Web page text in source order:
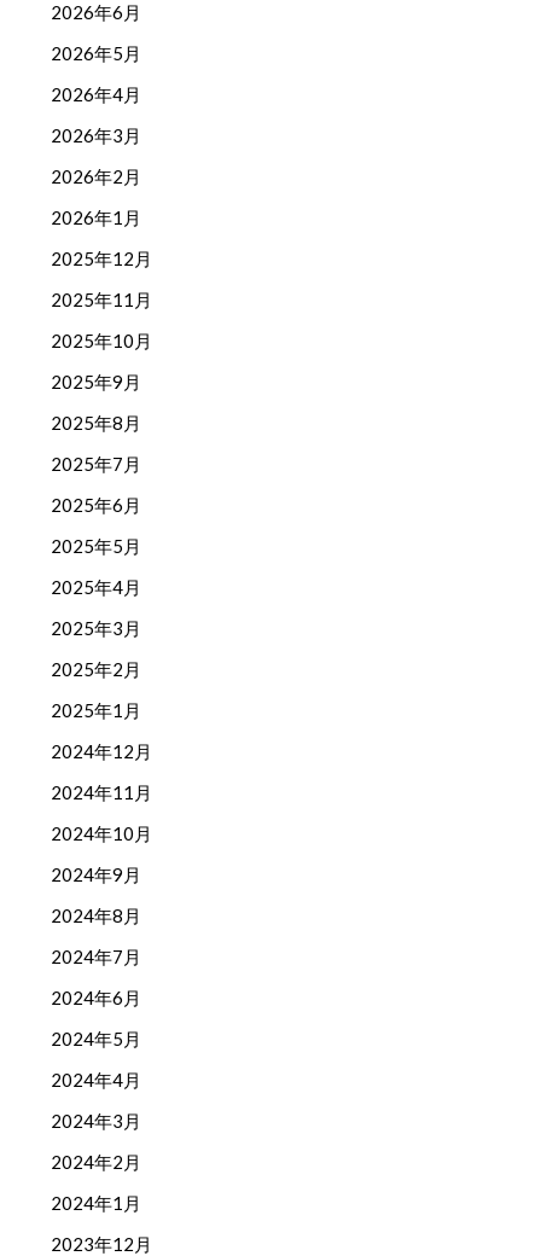
2026年6月
2026年5月
2026年4月
2026年3月
2026年2月
2026年1月
2025年12月
2025年11月
2025年10月
2025年9月
2025年8月
2025年7月
2025年6月
2025年5月
2025年4月
2025年3月
2025年2月
2025年1月
2024年12月
2024年11月
2024年10月
2024年9月
2024年8月
2024年7月
2024年6月
2024年5月
2024年4月
2024年3月
2024年2月
2024年1月
2023年12月